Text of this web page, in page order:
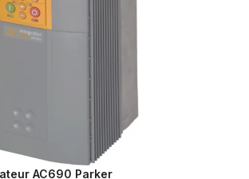
AC690 Parker